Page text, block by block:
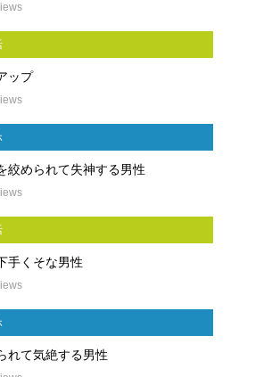
ップ
絞められて失神する男性
手くそな男性
れて気絶する男性